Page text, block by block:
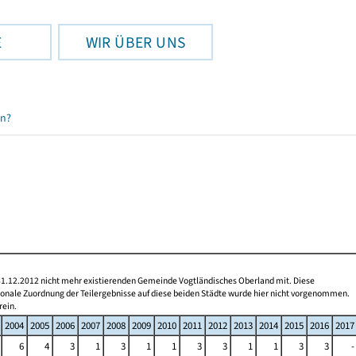
WIR ÜBER UNS
nicht mehr existierenden Gemeinde Vogtländisches Oberland mit. Diese
Zuordnung der Teilergebnisse auf diese beiden Städte wurde hier nicht vorgenommen.
2004 2005 2006 2007 2008 2009 2010 2011 2012 2013 2014 2015 2016 2017
6 4 3 1 3 1 1 3 3 1 1 3 3
-